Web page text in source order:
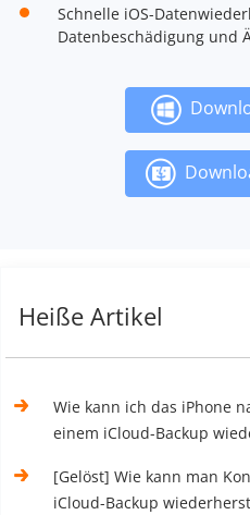
Schnelle iOS-
Datenbeschädigung und
Heiße Artikel
Wie kann ich das iPhone
einem iCloud-Backup
[Gelöst] Wie kann man
iCloud-Backup